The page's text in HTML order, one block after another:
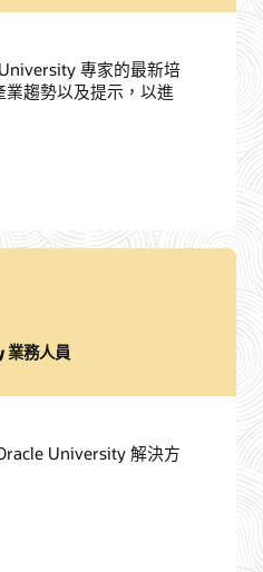
專家的最新培
趨勢以及提示，以進
務人員
University 解決方